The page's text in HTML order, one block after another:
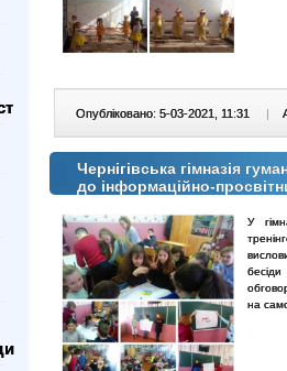
Опубліковано: 5-03-2021, 11:31 |
Чернігівська гімназія
до інформаційно-
У
на